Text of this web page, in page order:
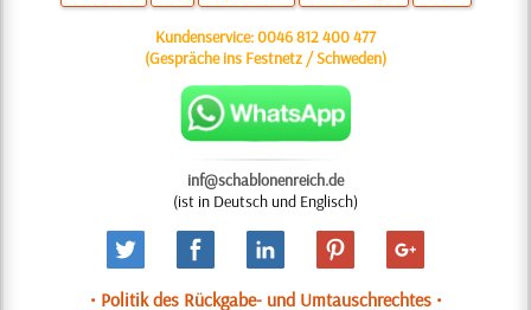
Kundenservice:0046 812 400 477
(Gespräche ins Festnetz / Schweden)
inf@schablonenreich.de
(ist in Deutsch und Englisch)
• Politik des Rückgabe- und Umtauschrechtes •